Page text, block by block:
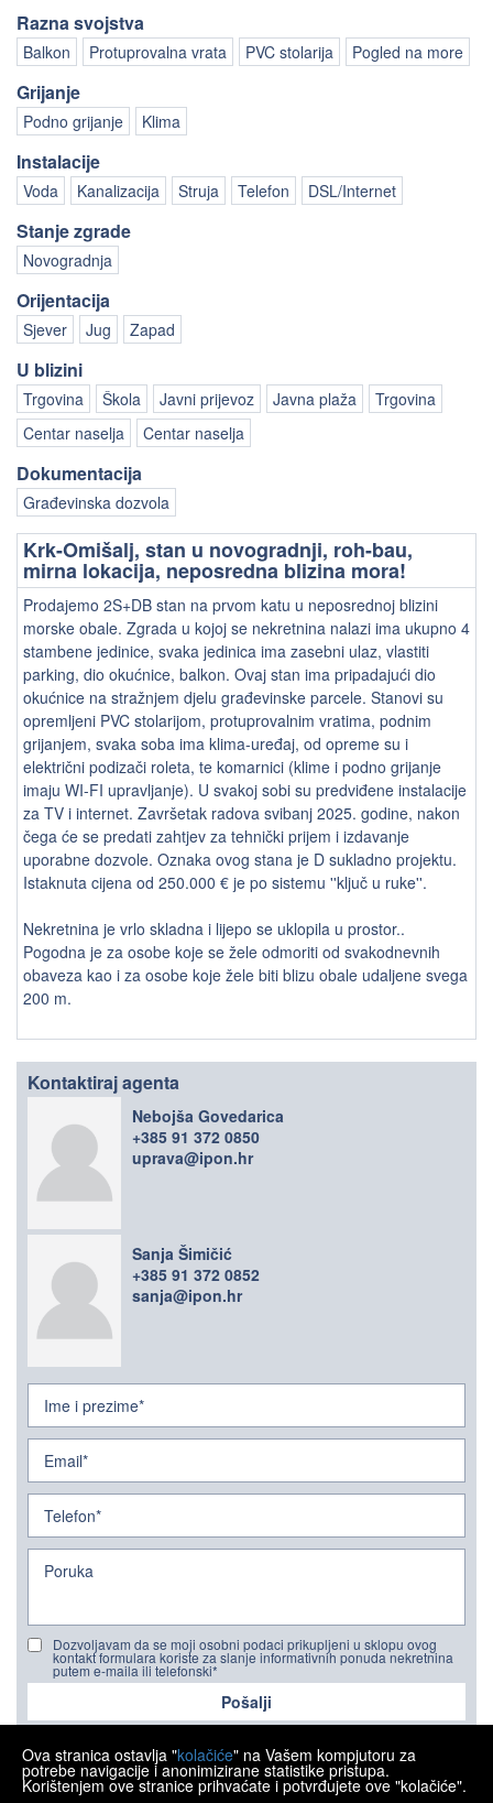
Razna svojstva
Balkon Protuprovalna vrata PVC stolarija Pogled na more
Grijanje
Podno grijanje Klima
Instalacije
Voda Kanalizacija Struja Telefon DSL/Internet
Stanje zgrade
Novogradnja
Orijentacija
Sjever Jug Zapad
U blizini
Trgovina Škola Javni prijevoz Javna plaža
Trgovina
Centar naselja
Centar naselja
Dokumentacija
Građevinska dozvola
Krk-Omišalj, stan u novogradnji, roh-bau,
mirna lokacija, neposredna blizina mora!
Prodajemo 2S+DB stan na prvom katu u neposrednoj blizini
morske obale. Zgrada u kojoj se nekretnina nalazi ima ukupno 4
stambene jedinice, svaka jedinica ima zasebni ulaz, vlastiti
parking, dio okućnice, balkon. Ovaj stan ima pripadajući dio
okućnice na stražnjem djelu građevinske parcele. Stanovi su
opremljeni PVC stolarijom, protuprovalnim vratima, podnim
grijanjem, svaka soba ima klima-uređaj, od opreme su i
električni podizači roleta, te komarnici (klime i podno grijanje
imaju WI-FI upravljanje). U svakoj sobi su predviđene instalacije
za TV i internet. Završetak radova svibanj 2025. godine, nakon
čega će se predati zahtjev za tehnički prijem i izdavanje
uporabne dozvole. Oznaka ovog stana je D sukladno projektu.
Istaknuta cijena od 250.000 € je po sistemu ''ključ u ruke''.
Nekretnina je vrlo skladna i lijepo se uklopila u prostor..
Pogodna je za osobe koje se žele odmoriti od svakodnevnih
obaveza kao i za osobe koje žele biti blizu obale udaljene svega
200 m.
Kontaktiraj agenta
Nebojša Govedarica
+385 91 372 0850
uprava@ipon.hr
Sanja Šimičić
+385 91 372 0852
sanja@ipon.hr
Dozvoljavam da se moji osobni podaci prikupljeni u sklopu ovog
kontakt formulara koriste za slanje informativnih ponuda nekretnina
putem e-maila ili telefonski*
Pošalji
Ova stranica ostavlja "kolačiće" na Vašem kompjutoru za
potrebe navigacije i anonimizirane statistike pristupa.
Korištenjem ove stranice prihvaćate i potvrđujete ove "kolačiće".